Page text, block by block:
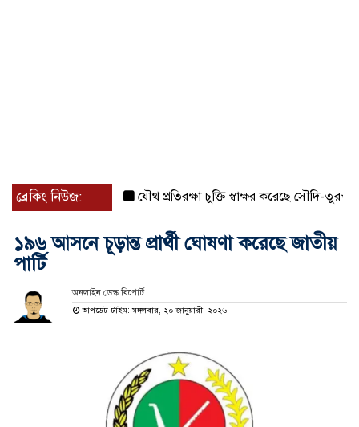
ব্রেকিং নিউজ: যৌথ প্রতিরক্ষা চুক্তি স্বাক্ষর করেছে সৌদি-তুরস্ক-
১৯৬ আসনে চূড়ান্ত প্রার্থী ঘোষণা করেছে জাতীয়
পার্টি
অনলাইন ডেস্ক রিপোর্ট
আপডেট টাইম: মঙ্গলবার, ২০ জানুয়ারী, ২০২৬